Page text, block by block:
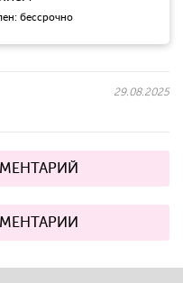
бессрочно
29.08.2025